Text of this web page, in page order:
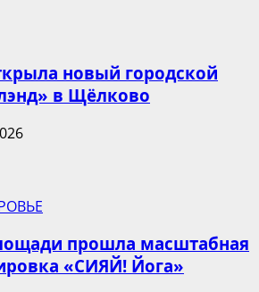
новый городской
в Щёлково
прошла масштабная
«СИЯЙ! Йога»